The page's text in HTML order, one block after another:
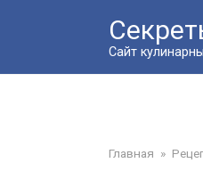
Сайт
Главная »